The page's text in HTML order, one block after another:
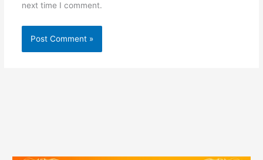
next time I comment.